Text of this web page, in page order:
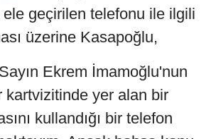
geçirilen telefonu ile ilgili
üzerine Kasapoğlu,
Ekrem İmamoğlu'nun
kartvizitinde yer alan bir
kullandığı bir telefon